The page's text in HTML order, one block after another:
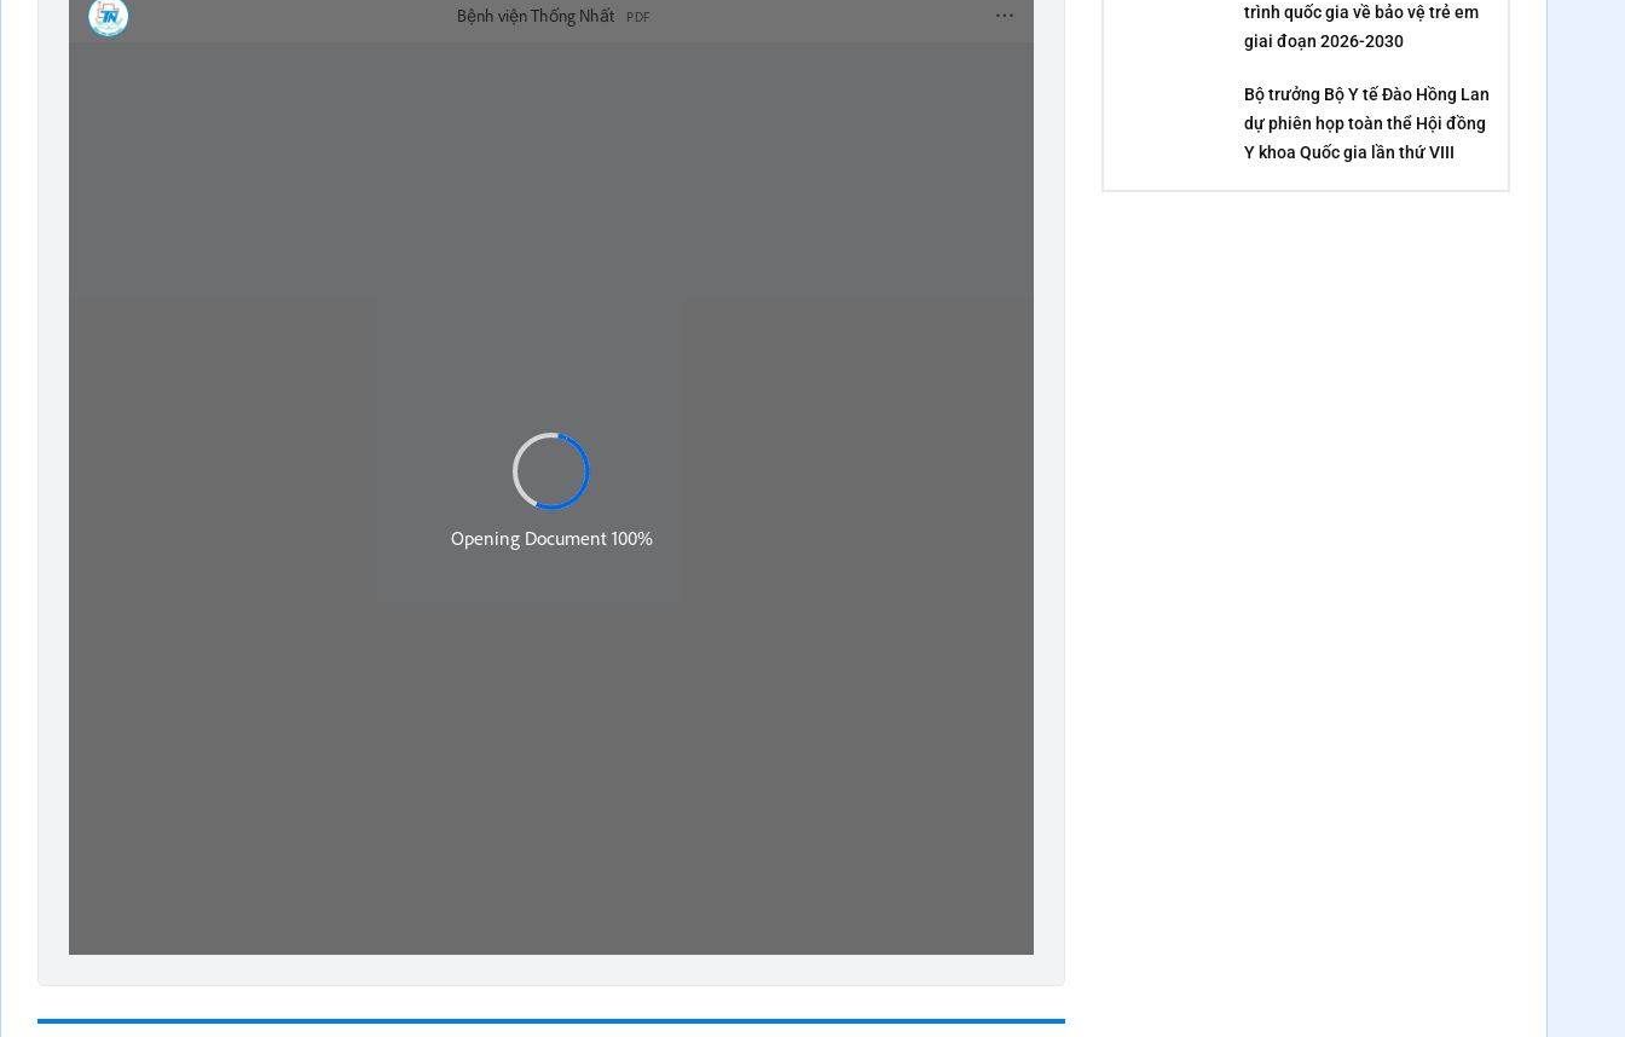
trình quốc gia về bảo vệ trẻ em
giai đoạn 2026-2030
Bộ trưởng Bộ Y tế Đào Hồng Lan
dự phiên họp toàn thể Hội đồng
Y khoa Quốc gia lần thứ VIII